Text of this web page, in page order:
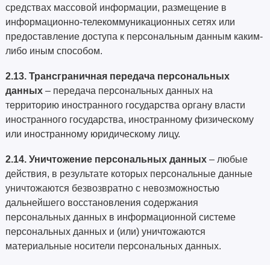
средствах массовой информации, размещение в
информационно-телекоммуникационных сетях или
предоставление доступа к персональным данным каким-
либо иным способом.
2.13. Трансграничная передача персональных
данных – передача персональных данных на
территорию иностранного государства органу власти
иностранного государства, иностранному физическому
или иностранному юридическому лицу.
2.14. Уничтожение персональных данных – любые
действия, в результате которых персональные данные
уничтожаются безвозвратно с невозможностью
дальнейшего восстановления содержания
персональных данных в информационной системе
персональных данных и (или) уничтожаются
материальные носители персональных данных.